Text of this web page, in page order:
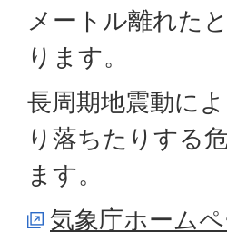
メートル離れた
ります。
長周期地震動に
り落ちたりする
ます。
気象庁ホーム